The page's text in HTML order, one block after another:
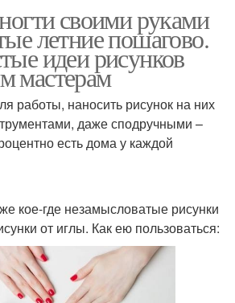
своими руками
летние пошагово.
идеи рисунков
мастерам
работы, наносить рисунок на них
даже сподручными –
есть дома у каждой
кое-где незамысловатые рисунки
от иглы. Как ею пользоваться: